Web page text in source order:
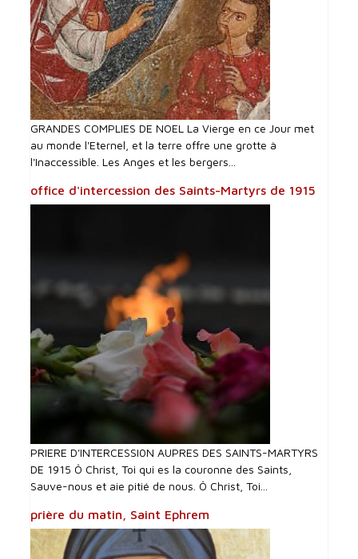
GRANDES COMPLIES DE NOEL La Vierge en ce Jour met
au monde l'Eternel, et la terre offre une grotte à
l'Inaccessible. Les Anges et les bergers...
office d'intercession des Saints-Martyrs de 1915
PRIERE D'INTERCESSI0N AUPRES DES SAINTS-MARTYRS
DE 1915 Ô Christ, Toi qui es la couronne des Saints,
Sauve-nous et aie pitié de nous. Ô Christ, Toi...
prière du matin, Saint Ephrem